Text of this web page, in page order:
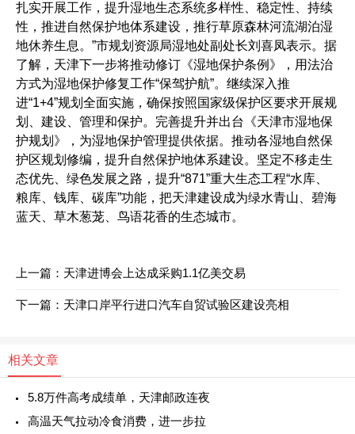
扎实开展工作，提升湿地生态系统多样性、稳定性、持续
性，推进自然保护地体系建设，推行草原森林河流湖泊湿
地休养生息。”市规划资源局湿地处副处长刘喜凤表示。据
了解，天津下一步将推动修订《湿地保护条例》，用法治
方式为湿地保护修复工作“保驾护航”。继续深入推
进“1+4”规划全面实施，确保按照国家级保护区要求开展规
划、建设、管理和保护。完善提升并出台《天津市湿地保
护规划》，为湿地保护管理提供依据。推动各湿地自然保
护区规划修编，提升自然保护地体系建设。坚定不移走生
态优先、绿色发展之路，提升“871”重大生态工程“水库、
粮库、钱库、碳库”功能，把天津建设成为绿水青山、碧海
蓝天、草木葱茏、鸟语花香的生态城市。
上一篇： 天津进博会上达成采购1.1亿美交易
下一篇： 天津口岸平行进口汽车自贸试验区建设亮相
相关文章
5.8万件高考成绩单，天津邮政连夜
高温天气拉动冷食消费，进一步拉